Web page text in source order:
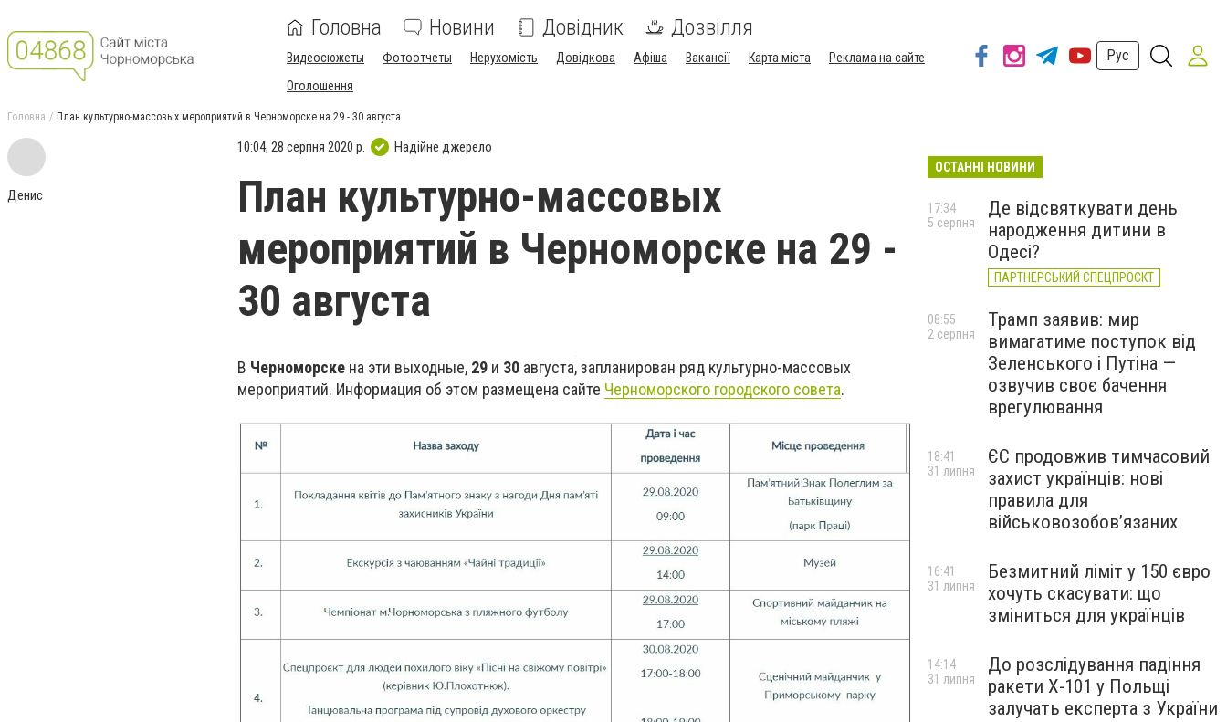
Головна Новини Довідник Дозвілля
Видеосюжеты Фотоотчеты Нерухомість Довідкова Афіша Вакансії Карта міста
Реклама на сайте
Оголошення
Рус
Головна План культурно-массовых мероприятий в Черноморске на 29 - 30 августа
Денис
10:04, 28 серпня 2020 р. Надійне джерело
План культурно-массовых
мероприятий в Черноморске на 29 -
30 августа
В Черноморске на эти выходные, 29 и 30 августа, запланирован ряд культурно-массовых
мероприятий. Информация об этом размещена сайте Черноморского городского совета.
ОСТАННІ НОВИНИ
Де відсвяткувати день
народження дитини в
Одесі?
ПАРТНЕРСЬКИЙ СПЕЦПРОЄКТ
17:34
5 серпня
Трамп заявив: мир
вимагатиме поступок від
Зеленського і Путіна —
озвучив своє бачення
врегулювання
08:55
2 серпня
ЄС продовжив тимчасовий
захист українців: нові
правила для
військовозобов’язаних
18:41
31 липня
Безмитний ліміт у 150 євро
хочуть скасувати: що
зміниться для українців
16:41
31 липня
До розслідування падіння
ракети Х-101 у Польщі
залучать експерта з України
14:14
31 липня